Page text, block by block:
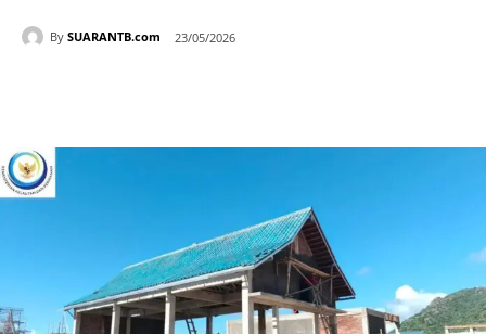
By SUARANTB.com 23/05/2026